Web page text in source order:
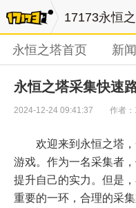
17173永恒
永恒之塔首页 新
永恒之塔采集快速
2024-12-24 09:41:37 作者
欢迎来到永恒之塔
游戏。作为一名采集者
提升自己的实力。但是
重要的一环，合理的采